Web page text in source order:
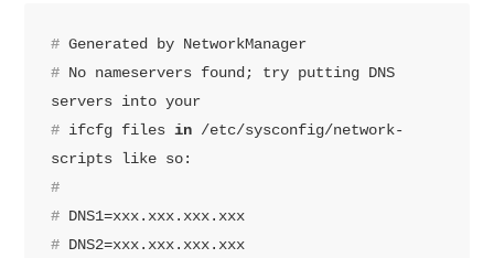
# Generated by NetworkManager
# No nameservers found; try putting DNS
servers into your
# ifcfg files in /etc/sysconfig/network-
scripts like so:
#
# DNS1=xxx.xxx.xxx.xxx
# DNS2=xxx.xxx.xxx.xxx